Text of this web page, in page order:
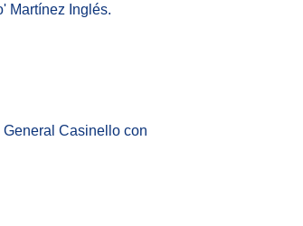
Martínez Inglés.
Casinello con